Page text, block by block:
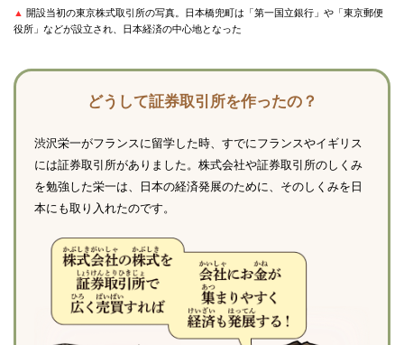
▲ 開設当初の東京株式取引所の写真。日本橋兜町は「第一国立銀行」や「東京郵便
役所」などが設立され、日本経済の中心地となった
どうして証券取引所を作ったの？
渋沢栄一がフランスに留学した時、すでにフランスやイギリス
には証券取引所がありました。株式会社や証券取引所のしくみ
を勉強した栄一は、日本の経済発展のために、そのしくみを日
本にも取り入れたのです。